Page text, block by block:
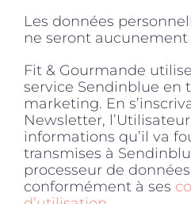
Les données
ne seront
Fit & Gourmande
service Sendinblue en
marketing. En
Newsletter,
informations qu’il va
transmises à
processeur de
conformément à ses